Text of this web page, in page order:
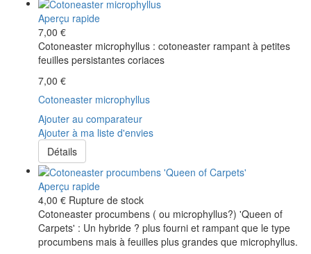
Aperçu rapide
7,00 €
Cotoneaster microphyllus : cotoneaster rampant à petites
feuilles persistantes coriaces
7,00 €
Cotoneaster microphyllus
Ajouter au comparateur
Ajouter à ma liste d'envies
Détails
Aperçu rapide
4,00 € Rupture de stock
Cotoneaster procumbens ( ou microphyllus?) 'Queen of
Carpets' : Un hybride ? plus fourni et rampant que le type
procumbens mais à feuilles plus grandes que microphyllus.